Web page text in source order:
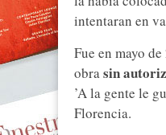
intentaran en
Fue en mayo
obrasin
’A la gente le
Florencia.